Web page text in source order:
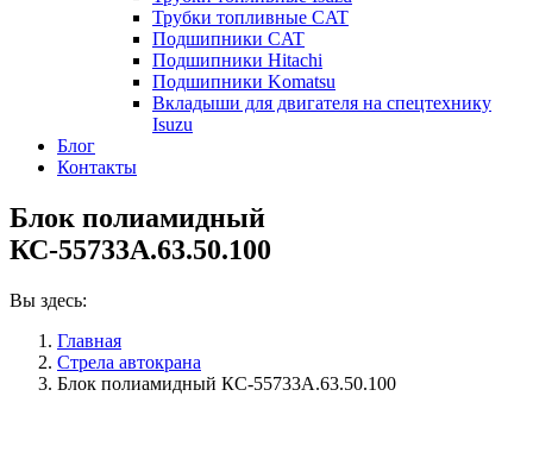
Трубки топливные CAT
Подшипники CAT
Подшипники Hitachi
Подшипники Komatsu
Вкладыши для двигателя на спецтехнику
Isuzu
Блог
Контакты
Блок полиамидный
КС-55733А.63.50.100
Вы здесь:
Главная
Стрела автокрана
Блок полиамидный КС-55733А.63.50.100